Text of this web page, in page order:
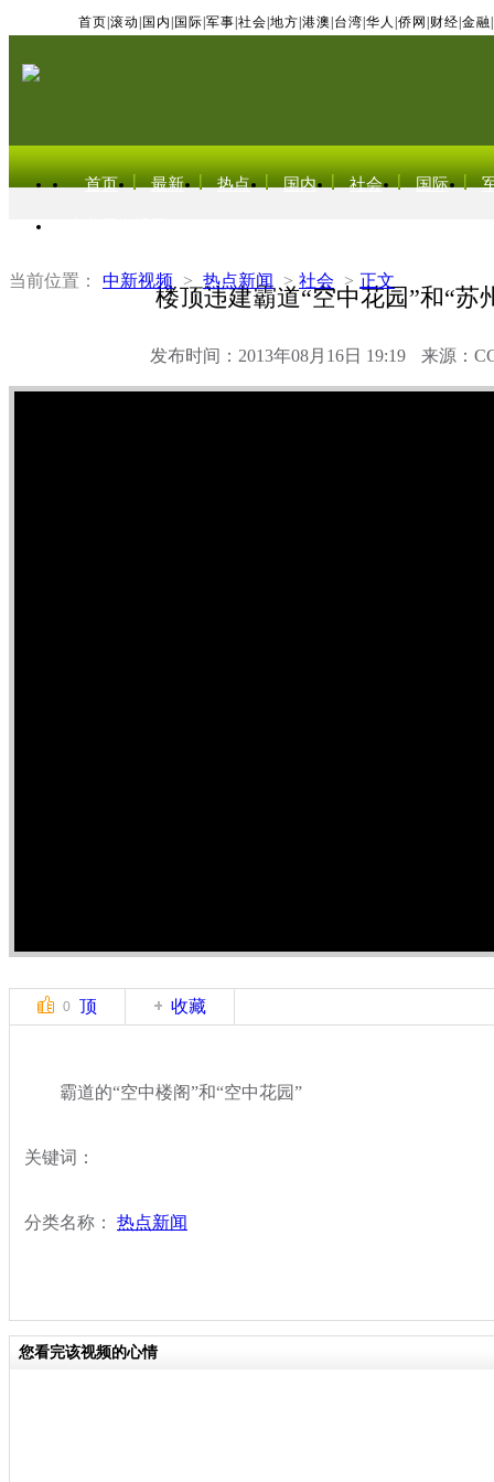
首页 滚动 国内 国际 军事 社会 地方 港澳 台湾 华人 侨网 财经 金融
首页 最新 热点 国内 社会 国际
当前位置： 中新视频 > 热点新闻 > 社会 > 正文
楼顶违建霸道“空中花园”和“苏
发布时间：2013年08月16日 19:19 来源：
0 顶 收藏
霸道的“空中楼阁”和“空中花园”
关键词：
分类名称： 热点新闻
您看完该视频的心情